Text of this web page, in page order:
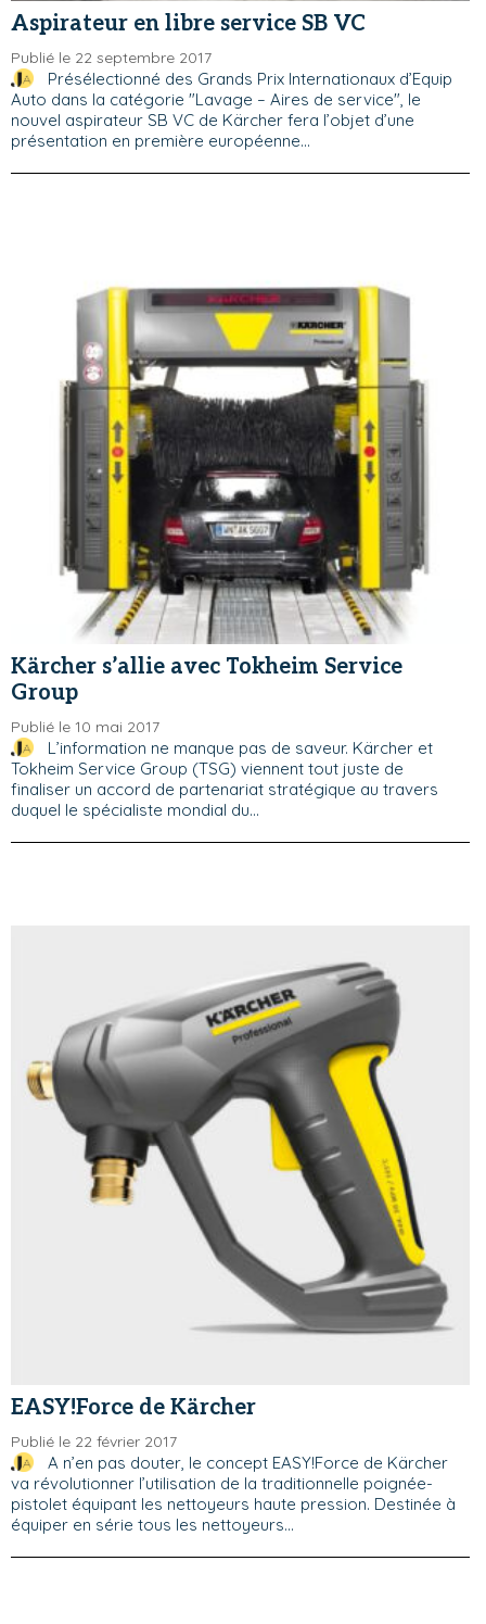
Aspirateur en libre service SB VC
Publié le 22 septembre 2017
Présélectionné des Grands Prix Internationaux d’Equip
Auto dans la catégorie "Lavage – Aires de service", le
nouvel aspirateur SB VC de Kärcher fera l’objet d’une
présentation en première européenne...
Kärcher s’allie avec Tokheim Service
Group
Publié le 10 mai 2017
L’information ne manque pas de saveur. Kärcher et
Tokheim Service Group (TSG) viennent tout juste de
finaliser un accord de partenariat stratégique au travers
duquel le spécialiste mondial du...
EASY!Force de Kärcher
Publié le 22 février 2017
A n’en pas douter, le concept EASY!Force de Kärcher
va révolutionner l’utilisation de la traditionnelle poignée-
pistolet équipant les nettoyeurs haute pression. Destinée à
équiper en série tous les nettoyeurs...